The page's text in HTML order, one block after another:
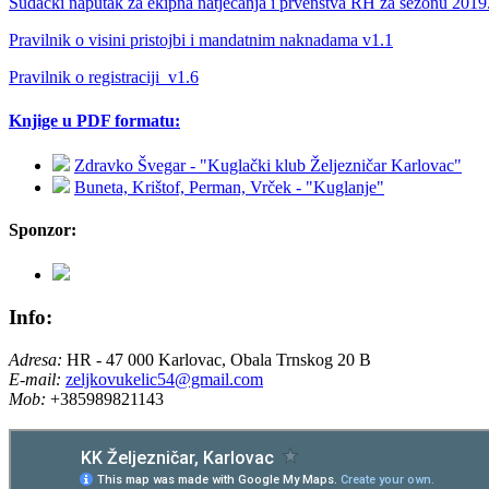
Pravilnik o visini pristojbi i mandatnim naknadama v1.1
Pravilnik o registraciji_v1.6
Knjige u PDF formatu:
Zdravko Švegar - "Kuglački klub Željezničar Karlovac"
Buneta, Krištof, Perman, Vrček - "Kuglanje"
Sponzor:
Info:
Adresa: HR - 47 000 Karlovac, Obala Trnskog 20 B
E-mail: zeljkovukelic54@gmail.com
Mob: +385989821143